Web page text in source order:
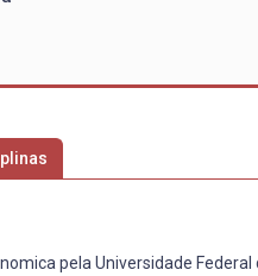
pela Universidade